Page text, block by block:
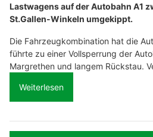
Lastwagens auf der Autobahn A1
St.Gallen-Winkeln umgekippt.
Die Fahrzeugkombination hat die
führte zu einer Vollsperrung der
Margrethen und langem Rückstau.
Weiterlesen